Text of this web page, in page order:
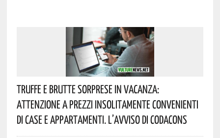
Truffe E Brutte Sorprese In Vacanza:
Attenzione A Prezzi Insolitamente Convenienti
Di Case E Appartamenti. L’avviso Di Codacons